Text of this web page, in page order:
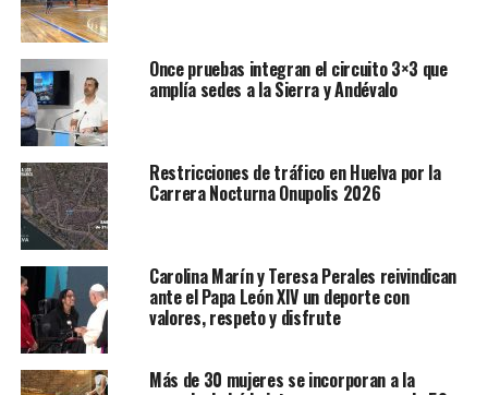
Once pruebas integran el circuito 3×3 que
amplía sedes a la Sierra y Andévalo
Restricciones de tráfico en Huelva por la
Carrera Nocturna Onupolis 2026
Carolina Marín y Teresa Perales reivindican
ante el Papa León XIV un deporte con
valores, respeto y disfrute
Más de 30 mujeres se incorporan a la